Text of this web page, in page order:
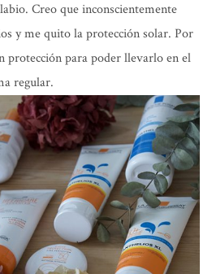
Creo que inconscientemente
y me quito la protección solar. Por
protección para poder llevarlo en el
regular.